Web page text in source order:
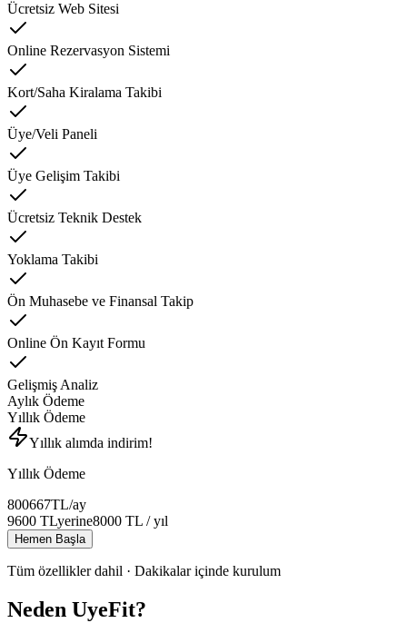
Ücretsiz Web Sitesi
Online Rezervasyon Sistemi
Kort/Saha Kiralama Takibi
Üye/Veli Paneli
Üye Gelişim Takibi
Ücretsiz Teknik Destek
Yoklama Takibi
Ön Muhasebe ve Finansal Takip
Online Ön Kayıt Formu
Gelişmiş Analiz
Aylık Ödeme
Yıllık Ödeme
Yıllık alımda indirim!
Yıllık Ödeme
800667TL/ay
9600 TLyerine8000 TL / yıl
Hemen Başla
Tüm özellikler dahil · Dakikalar içinde kurulum
Neden UyeFit?